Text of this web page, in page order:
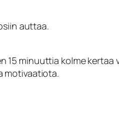
auttaa.
15 minuuttia kolme kertaa
motivaatiota.